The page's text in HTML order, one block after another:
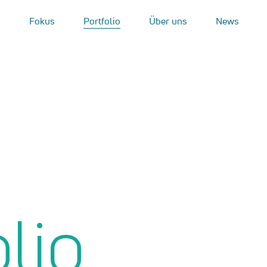
Fokus Portfolio Über uns News